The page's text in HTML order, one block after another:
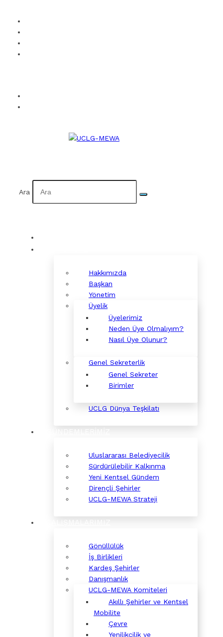
Ara
Hakkımızda
Başkan
Yönetim
Üyelik
Üyelerimiz
Neden Üye Olmalıyım?
Nasıl Üye Olunur?
Genel Sekreterlik
Genel Sekreter
Birimler
UCLG Dünya Teşkilatı
Uluslararası Belediyecilik
Sürdürülebilir Kalkınma
Yeni Kentsel Gündem
Dirençli Şehirler
UCLG-MEWA Strateji
Gönüllülük
İş Birlikleri
Kardeş Şehirler
Danışmanlık
UCLG-MEWA Komiteleri
Akıllı Şehirler ve Kentsel
Mobilite
Çevre
Yenilikçilik ve